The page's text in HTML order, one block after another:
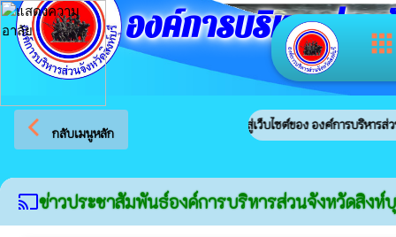
apps
องค์การบริหารส่วน
arrow_back_ios กลับเมนูหลัก
ยินดีต้อนรับสู่เว็บไซต์ของ องค์การบริหารส่วนจังหวัดสิง
castข่าวประชาสัมพันธ์องค์การบริหารส่วนจังหวัดสิงห์